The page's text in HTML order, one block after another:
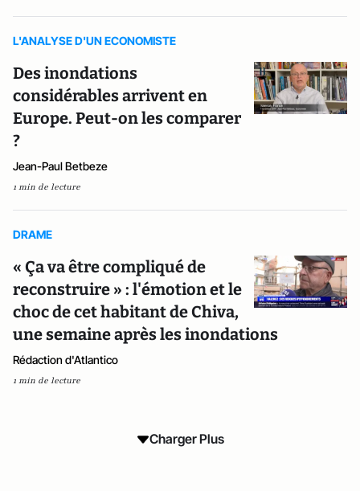
L'ANALYSE D'UN ECONOMISTE
Des inondations
considérables arrivent en
Europe. Peut-on les comparer
?
Jean-Paul Betbeze
1 min de lecture
DRAME
« Ça va être compliqué de
reconstruire » : l'émotion et le
choc de cet habitant de Chiva,
une semaine après les inondations
Rédaction d'Atlantico
1 min de lecture
Charger Plus